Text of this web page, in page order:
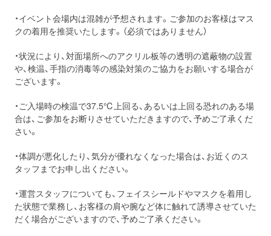
・イベント会場内は混雑が予想されます。ご参加のお客様はマス
クの着用を推奨いたします。（必須ではありません）
・状況により、対面場所へのアクリル板等の透明の遮蔽物の設置
や、検温、手指の消毒等の感染対策のご協力をお願いする場合が
ございます。
・ご入場時の検温で37.5℃上回る、あるいは上回る恐れのある場
合は、ご参加をお断りさせていただきますので、予めご了承くだ
さい。
・体調が悪化したり、気分が優れなくなった場合は、お近くのス
タッフまでお申し出ください。
・運営スタッフについても、フェイスシールドやマスクを着用し
た状態で業務し、お客様の肩や腕など体に触れて誘導させていた
だく場合がございますので、予めご了承ください。